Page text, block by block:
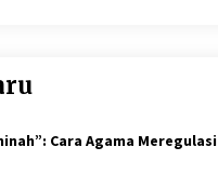
Cara Agama